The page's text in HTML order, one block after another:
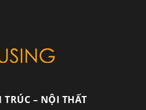
TRÚC – NỘI THẤT